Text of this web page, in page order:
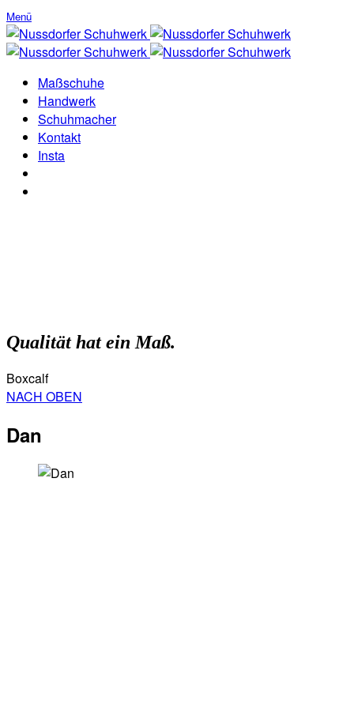
Menü
Maßschuhe
Handwerk
Schuhmacher
Kontakt
Insta
Qualität hat ein Maß.
Boxcalf
NACH OBEN
Dan